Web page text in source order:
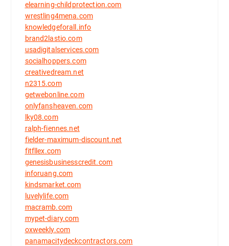
elearning-childprotection.com
wrestling4mena.com
knowledgeforall.info
brand2lastio.com
usadigitalservices.com
socialhoppers.com
creativedream.net
n2315.com
getwebonline.com
onlyfansheaven.com
lky08.com
ralph-fiennes.net
fielder-maximum-discount.net
fitfllex.com
genesisbusinesscredit.com
inforuang.com
kindsmarket.com
luvelylife.com
macramb.com
mypet-diary.com
oxweekly.com
panamacitydeckcontractors.com